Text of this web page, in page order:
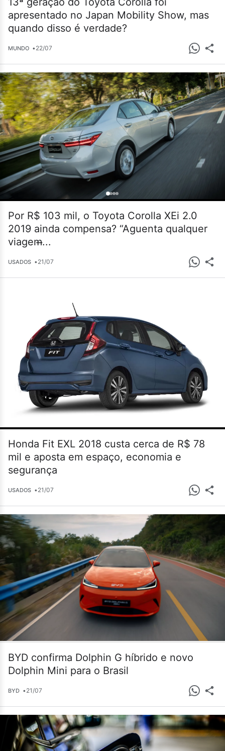
apresentado no Japan Mobility Show, mas
quando disso é verdade?
MUNDO •22/07
Por R$ 103 mil, o Toyota Corolla XEi 2.0
2019 ainda compensa? “Aguenta qualquer
viagem̶...
USADOS •21/07
Honda Fit EXL 2018 custa cerca de R$ 78
mil e aposta em espaço, economia e
segurança
USADOS •21/07
BYD confirma Dolphin G híbrido e novo
Dolphin Mini para o Brasil
BYD •21/07